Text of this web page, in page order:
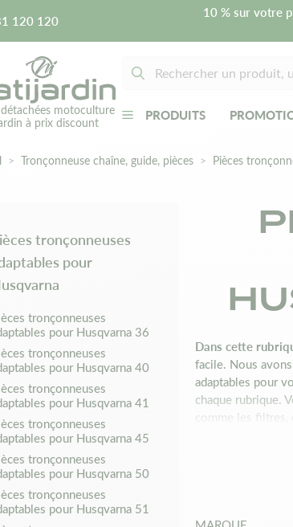
120 120
10 % sur votre
détachées motoculture
à prix discount
PRODUITS
Tronçonneuse chaîne, guide, pièces Pièces
tronçonneuses
pour
tronçonneuses
pour Husqvarna 36
tronçonneuses
pour Husqvarna 40
tronçonneuses
pour Husqvarna 41
tronçonneuses
pour Husqvarna 45
tronçonneuses
pour Husqvarna 50
tronçonneuses
pour Husqvarna 51
Dans cette
facile. Nous
adaptables pour
chaque rubrique.
comme les
Nos pièces
Matijardin.